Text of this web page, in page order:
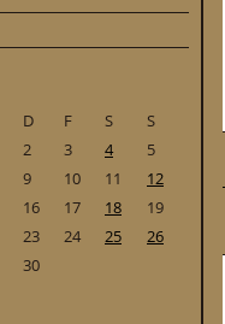
D F S
S
2 3 4
5
9 10 11
12
16 17 18
19
23 24 25
26
30